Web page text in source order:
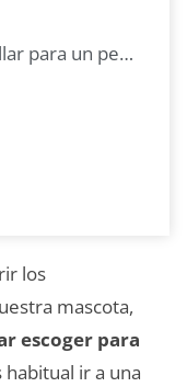
Cómo escoger un collar para un perro
los
mascota,
escoger para
habitual ir a una